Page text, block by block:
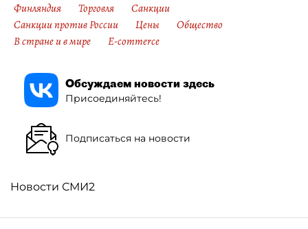
Финляндия
Торговля
Санкции
Санкции против России
Цены
Общество
В стране и в мире
E-commerce
Обсуждаем новости здесь
Присоединяйтесь!
Подписаться на новости
Новости СМИ2